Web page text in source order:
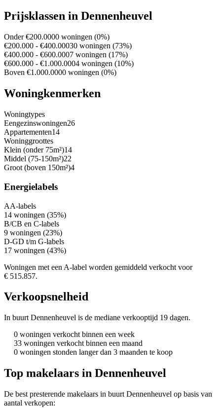
Prijsklassen in Dennenheuvel
Onder €200.0000 woningen (0%)
€200.000 - €400.00030 woningen (73%)
€400.000 - €600.0007 woningen (17%)
€600.000 - €1.000.0004 woningen (10%)
Boven €1.000.0000 woningen (0%)
Woningkenmerken
Woningtypes
Eengezinswoningen26
Appartementen14
Woninggroottes
Klein (onder 75m²)14
Middel (75-150m²)22
Groot (boven 150m²)4
Energielabels
AA-labels
14 woningen (35%)
B/CB en C-labels
9 woningen (23%)
D-GD t/m G-labels
17 woningen (43%)
Woningen met een A-label worden gemiddeld verkocht voor
€ 515.857.
Verkoopsnelheid
In buurt Dennenheuvel is de mediane verkooptijd 19 dagen.
0 woningen verkocht binnen een week
33 woningen verkocht binnen een maand
0 woningen stonden langer dan 3 maanden te koop
Top makelaars in Dennenheuvel
De best presterende makelaars in buurt Dennenheuvel op basis van
aantal verkopen: